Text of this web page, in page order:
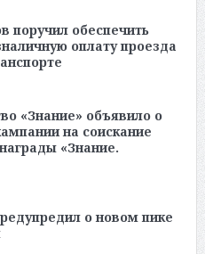
поручил обеспечить
оплату проезда
«Знание» объявило о
на соискание
«Знание.
о новом пике